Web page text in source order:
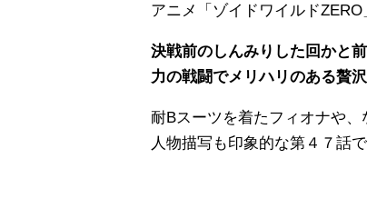
アニメ「ゾイドワイルド
決戦前のしんみりした回かと
力の戦闘でメリハリのある贅沢
耐Bスーツを着たフィオナや
人物描写も印象的な第４７話で